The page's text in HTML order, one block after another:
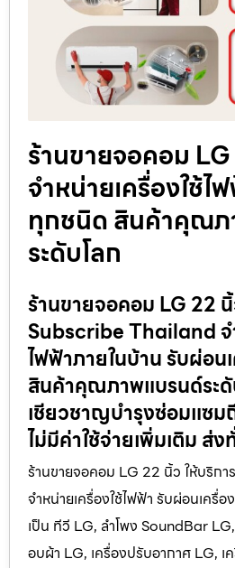
ร้านขายจอคอม
จำหน่ายเครื่องใช้ไ
ทุกชนิด สินค้าคุณ
ระดับโลก
ร้านขายจอคอม LG 22
Subscribe Thailand จ
ไฟฟ้าภายในบ้าน รับผ่อน
สินค้าคุณภาพแบรนด์ระ
เชียวชาญบำรุงซ่อมแซ
ไม่มีค่าใช้จ่ายเพิ่มเติม ส่ง
ร้านขายจอคอม LG 22 นิ้ว ให้บริก
จำหน่ายเครื่องใช้ไฟฟ้า รับผ่อนเครื่อ
เป็น ทีวี LG, ลำโพง SoundBar
อบผ้า LG, เครื่องปรับอากาศ LG,